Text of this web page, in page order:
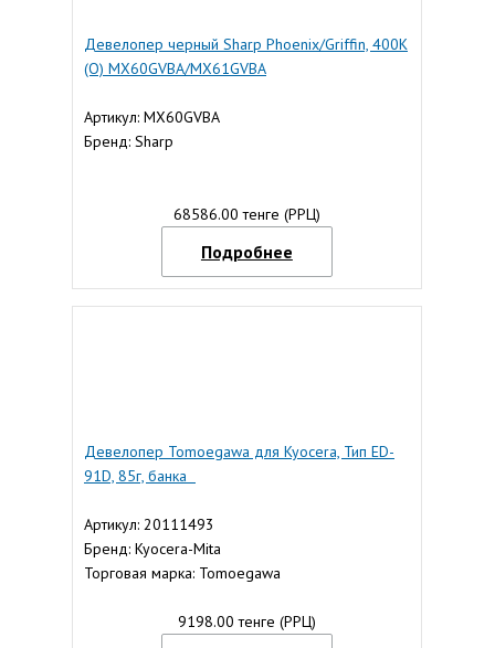
Девелопер черный Sharp Phoenix/Griffin, 400K
(О) MX60GVBA/MX61GVBA
Артикул: MX60GVBA
Бренд: Sharp
68586.00 тенге (РРЦ)
Подробнее
Девелопер Tomoegawa для Kyocera, Тип ED-
91D, 85г, банка
Артикул: 20111493
Бренд: Kyocera-Mita
Торговая марка: Tomoegawa
9198.00 тенге (РРЦ)